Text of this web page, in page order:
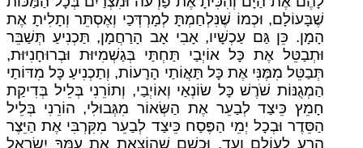
שֶׁבָּעוֹלָם, וּכְמוֹ שֶׁנִּלְחַמְתָּ לְמָרְדְּכַי וְאֶסְתֵּר וְתָלִיתָ אֶת
הָמָן. כֵּן גַּם עַכְשָׁיו, אָבִי אָב הָרַחֲמָן, תַּכְנִיעַ תְּשַׁבֵּר
וּתְבַטֵּל אֶת כָּל אוֹיְבַי תַּחְתַּי בְּגַשְׁמִיּוּת וּבְרוּחָנִיּוּת,
תְּבַטֵּל מִמֶּנִּי אֶת כָּל תַּאֲוֹתַי הָרָעוֹת, וְתַכְנִיעַ כָּל מִדּוֹתַי
הַמְגֻנּוֹת שֹׁרֶשׁ כָּל שׂוֹנְאַי וְאוֹיְבַי, וְתוֹרֵנִי בְּלֵיל בְּדִיקַת
חָמֵץ כֵּיצַד לְבַעֵר אֶת הַשְּׂאוֹר מִגְּבוּלִי, הוֹרֵנִי בְּלֵיל
הַסֵּדֶר וּבְכָל יְמֵי הַפֶּסַח כֵּיצַד לְבַעֵר מִקִּרְבִּי אֶת הַיֵּצֶר
הָרָע לְעוֹלָם וָעֶד. וּכְשֵׁם שֶׁהוֹצֵאתָ אֶת עַמְּךָ יִשְׂרָאֵל